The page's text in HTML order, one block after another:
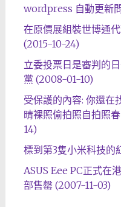
wordpress 自動更新
在原價展組裝世博通
(2015-10-24)
立委投票日是審判的
黨 (2008-01-10)
受保護的內容: 你還在
晴裸照偷拍照自拍照
14)
標到第3隻小米科技的
ASUS Eee PC正式在
部售罄 (2007-11-03)